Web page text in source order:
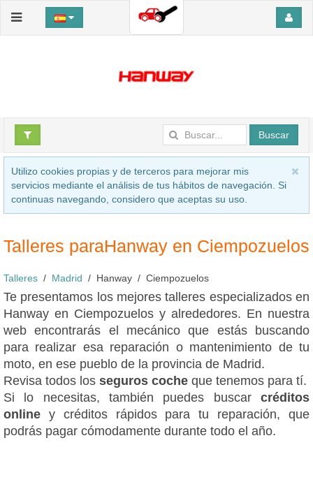
Buscar
Utilizo cookies propias y de terceros para mejorar mis
servicios mediante el análisis de tus hábitos de navegación. Si
continuas navegando, considero que aceptas su uso.
Talleres paraHanway en Ciempozuelos
Talleres Madrid Hanway Ciempozuelos
Te presentamos los mejores talleres especializados en
Hanway en Ciempozuelos y alrededores. En nuestra
web encontrarás el mecánico que estás buscando
para realizar esa reparación o mantenimiento de tu
moto, en ese pueblo de la provincia de Madrid.
Revisa todos los seguros coche que tenemos para tí.
Si lo necesitas, también puedes buscar créditos
online y créditos rápidos para tu reparación, que
podrás pagar cómodamente durante todo el año.